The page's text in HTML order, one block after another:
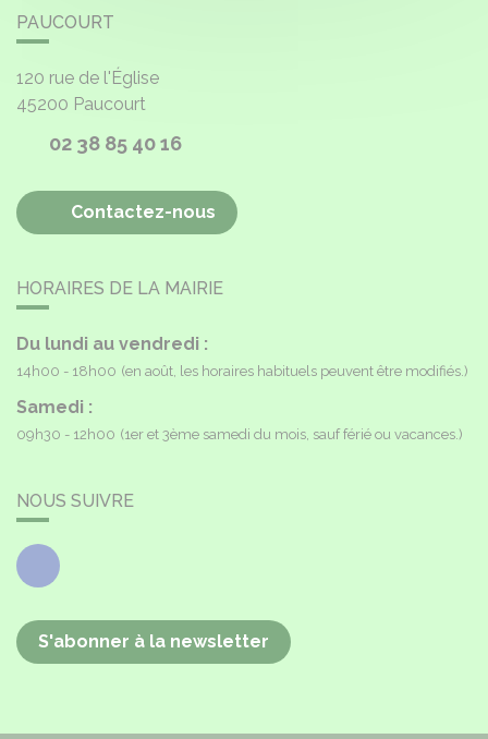
PAUCOURT
120 rue de l'Église
45200 Paucourt
02 38 85 40 16
Contactez-nous
HORAIRES DE LA MAIRIE
Du lundi au vendredi :
14h00 - 18h00 (en août, les horaires habituels peuvent être modifiés.)
Samedi :
09h30 - 12h00 (1er et 3ème samedi du mois, sauf férié ou vacances.)
NOUS SUIVRE
Facebook
S'abonner à la newsletter